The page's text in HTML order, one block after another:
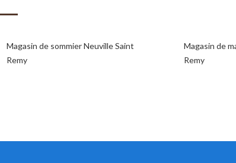
Magasin de sommier Neuville Saint
Remy
Magasin de
Remy